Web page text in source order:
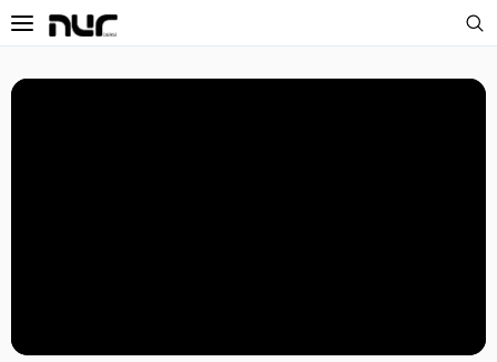
Dersler